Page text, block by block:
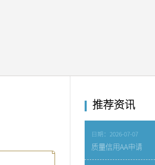
推荐资讯
日期：2026-07-07
质量信用AA申请